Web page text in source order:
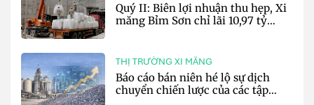
Quý II: Biên lợi nhuận thu hẹp, Xi
măng Bỉm Sơn chỉ lãi 10,97 tỷ
THỊ TRƯỜNG XI MĂNG
Báo cáo bán niên hé lộ sự dịch
chuyển chiến lược của các tập